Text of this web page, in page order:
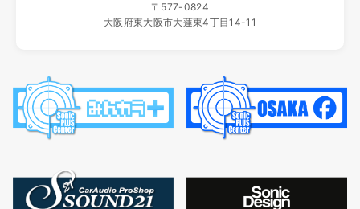
りやすくお届けしてまいります。
への変更をお願いいたします。
今後とも、ソニックプラスセンター大阪をよろしくお願い申
し上げます。
〒577-0824
大阪府東大阪市大蓮東4丁目14-11